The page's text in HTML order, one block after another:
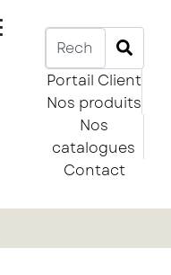
Portail Client
Nos produits
Nos
catalogues
Contact